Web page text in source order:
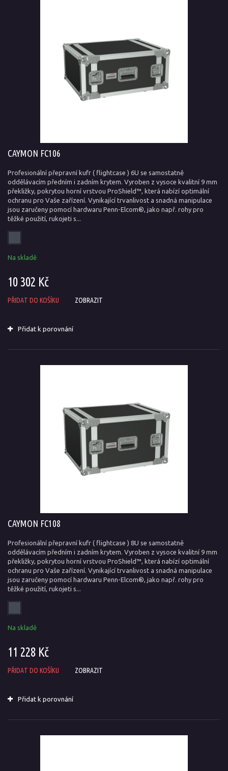
CAYMON FC106
Profesionální přepravní kufr ( flightcase ) 6U se samostatně
oddělávacím předním i zadním krytem. Vyroben z vysoce kvalitní 9 mm
překližky, pokrytou horní vrstvou ProShield™, která nabízí optimální
ochranu pro Vaše zařízení. Vynikající trvanlivost a snadná manipulace
jsou zaručeny pomocí hardwaru Penn-Elcom®, jako např. rohy pro
těžké použití, rukojeti s...
Na skladě
10 302 Kč
PŘIDAT DO KOŠÍKU ZOBRAZIT
Přidat k porovnání
CAYMON FC108
Profesionální přepravní kufr ( flightcase ) 8U se samostatně
oddělávacím předním i zadním krytem. Vyroben z vysoce kvalitní 9 mm
překližky, pokrytou horní vrstvou ProShield™, která nabízí optimální
ochranu pro Vaše zařízení. Vynikající trvanlivost a snadná manipulace
jsou zaručeny pomocí hardwaru Penn-Elcom®, jako např. rohy pro
těžké použití, rukojeti s...
Na skladě
11 228 Kč
PŘIDAT DO KOŠÍKU ZOBRAZIT
Přidat k porovnání